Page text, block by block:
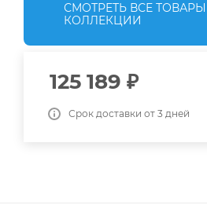
СМОТРЕТЬ ВСЕ ТОВАРЫ
КОЛЛЕКЦИИ
125 189 ₽
Срок доставки от 3 дней